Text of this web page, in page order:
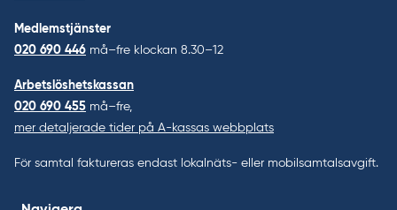
Medlemstjänster
020 690 446 må–fre klockan 8.30–12
Arbetslöshetskassan
020 690 455 må–fre,
mer detaljerade tider på A-kassas webbplats
För samtal faktureras endast lokalnäts- eller mobilsamtalsavgift.